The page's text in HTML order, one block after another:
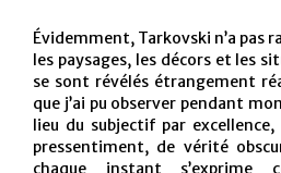
Évidemment, Tarkovski n’a pas
les paysages, les décors et les
se sont révélés étrangement
que j’ai pu observer pendant
lieu du subjectif par
pressentiment, de vérité
chaque instant s’exprime